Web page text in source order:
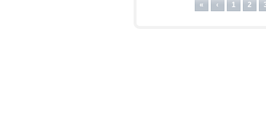
« ‹ 1 2